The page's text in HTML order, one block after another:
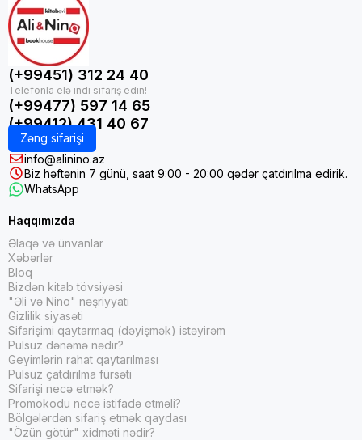
(+99451) 312 24 40
(+99477) 597 14 65
(+99412) 431 40 67
Zəng sifarişi
info@alinino.az
Biz həftənin 7 günü, saat 9:00 - 20:00 qədər çatdırılma edirik.
WhatsApp
Haqqımızda
Əlaqə və ünvanlar
Xəbərlər
Bloq
Bizdən kitab tövsiyəsi
"Əli və Nino" nəşriyyatı
Gizlilik siyasəti
Sifarişimi qaytarmaq (dəyişmək) istəyirəm
Pulsuz dənəmə nədir?
Geyimlərin rahat qaytarılması
Pulsuz çatdırılma fürsəti
Sifarişi necə etmək?
Promokodu necə istifadə etməli?
Bölgələrdən sifariş etmək qaydası
"Özün götür" xidməti nədir?